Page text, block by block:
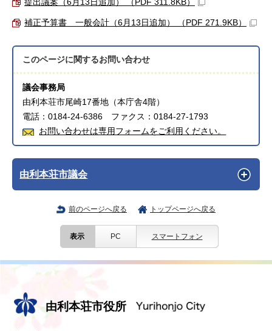
提出議案（6月13日追加） （PDF 311.8KB）
補正予算書 一般会計（6月13日追加） （PDF 271.9KB）
このページに関するお問い合わせ
議会事務局
由利本荘市尾崎17番地（本庁舎4階）
電話：0184-24-6386 ファクス：0184-27-1793
お問い合わせは専用フォームをご利用ください。
由利本荘市議会
前のページへ戻る トップページへ戻る
表示 PC スマートフォン
由利本荘市役所